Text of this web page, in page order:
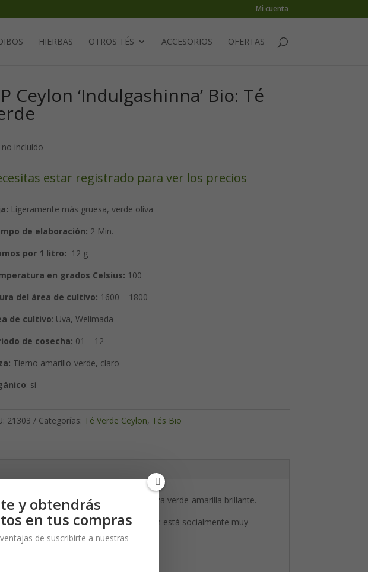
Mi cuenta
HIERBAS OTROS TÉS ACCESORIOS OFERTAS
Ceylon ‘Indulgashinna’ Bio: Té
no incluido
estar registrado para ver los precios
Ligeramente más gruesa, verde oliva
de elaboración: 2 Min.
por 1 litro: 12 g
en grados Celsius: 100
del área de cultivo: 1600 – 1800
de cultivo: Uva, Welimada
de cosecha: 01 – 12
Tierno amarillo-verde, claro
: sí
21303 Categorías: Té Verde Ceylon, Tés Bio
hoja de forma típica le da al té una taza verde-amarilla brillante.
fincas del mundo. Además, el jardín está socialmente muy
y obtendrás
en tus compras
de suscribirte a nuestras